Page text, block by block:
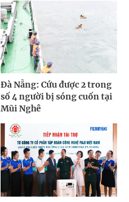
Đà Nẵng: Cứu được 2 trong
số 4 người bị sóng cuốn tại
Mũi Nghê